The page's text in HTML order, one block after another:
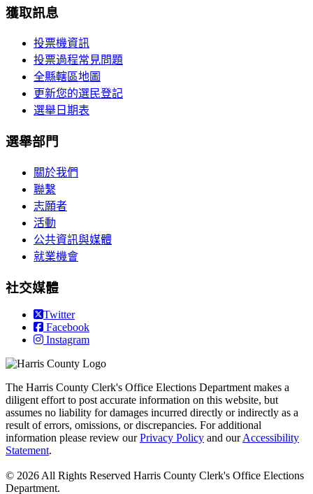
獲取訊息
投票機資訊
投票過程常見問題
全縣轄區地圖
更新您的選民登記
選舉日期表
選舉部門
關於我們
聯繫
志願者
活動
公共資訊與媒體
就業機會
社交媒體
Twitter
Facebook
Instagram
The Harris County Clerk's Office Elections Department makes a
diligent effort to post accurate information on this website, but
assumes no liability for damages incurred directly or indirectly as a
result of errors, omissions, or discrepancies. For additional
information please review ourPrivacy Policy and ourAccessibility
Statement.
© 2026 All Rights Reserved Harris County Clerk's Office Elections
Department.